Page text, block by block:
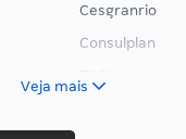
Cesgranrio
Consulplan
Veja mais